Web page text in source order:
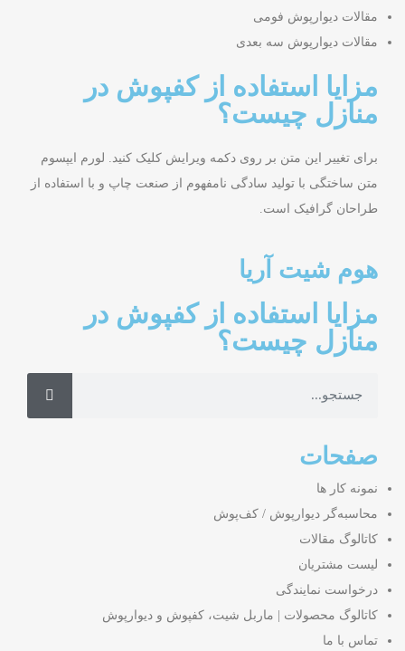
مقالات دیوارپوش فومی
مقالات دیوارپوش سه بعدی
مزایا استفاده از کفپوش در
منازل چیست؟
برای تغییر این متن بر روی دکمه ویرایش کلیک کنید. لورم ایپسوم
متن ساختگی با تولید سادگی نامفهوم از صنعت چاپ و با استفاده از
طراحان گرافیک است.
هوم شیت آریا
مزایا استفاده از کفپوش در
منازل چیست؟
صفحات
نمونه کار ها
محاسبه‌گر دیوارپوش / کف‌پوش
کاتالوگ مقالات
لیست مشتریان
درخواست نمایندگی
کاتالوگ محصولات | ماربل شیت، کفپوش و دیوارپوش
تماس با ما